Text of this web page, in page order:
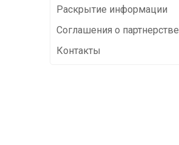
Раскрытие информации
Соглашения о партнерстве
Контакты